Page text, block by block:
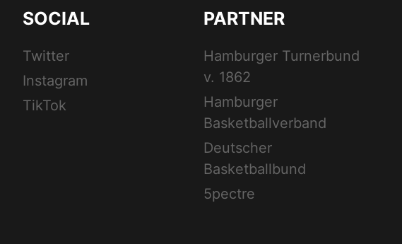
SOCIAL
Twitter
Instagram
TikTok
PARTNER
Hamburger Turnerbund
v. 1862
Hamburger
Basketballverband
Deutscher
Basketballbund
5pectre